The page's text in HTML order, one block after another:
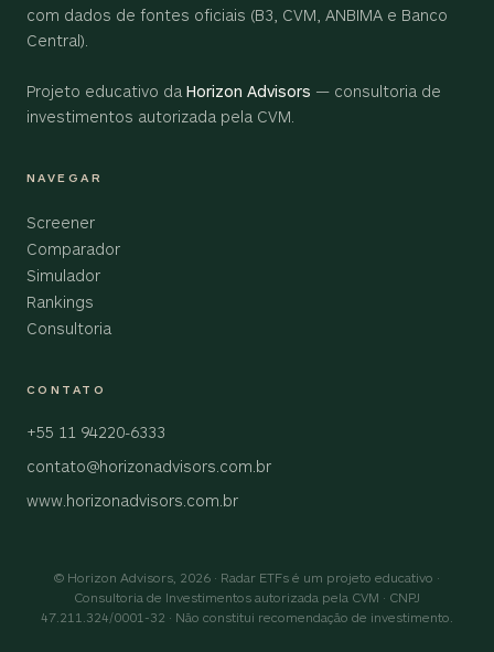
com dados de fontes oficiais (B3, CVM, ANBIMA e Banco
Central).
Projeto educativo da Horizon Advisors — consultoria de
investimentos autorizada pela CVM.
NAVEGAR
Screener
Comparador
Simulador
Rankings
Consultoria
CONTATO
+55 11 94220-6333
contato@horizonadvisors.com.br
www.horizonadvisors.com.br
© Horizon Advisors, 2026 · Radar ETFs é um projeto educativo ·
Consultoria de Investimentos autorizada pela CVM · CNPJ
47.211.324/0001-32 · Não constitui recomendação de investimento.